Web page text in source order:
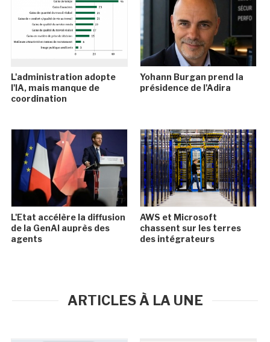
L'administration adopte
l'IA, mais manque de
coordination
Yohann Burgan prend la
présidence de l'Adira
L'Etat accélère la diffusion
de la GenAI auprès des
agents
AWS et Microsoft
chassent sur les terres
des intégrateurs
ARTICLES À LA UNE